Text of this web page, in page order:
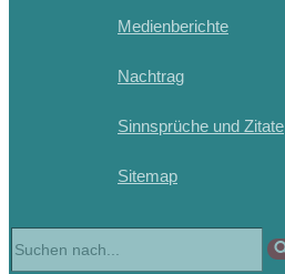
Medienberichte
Nachtrag
Sinnsprüche und Zitate
Sitemap